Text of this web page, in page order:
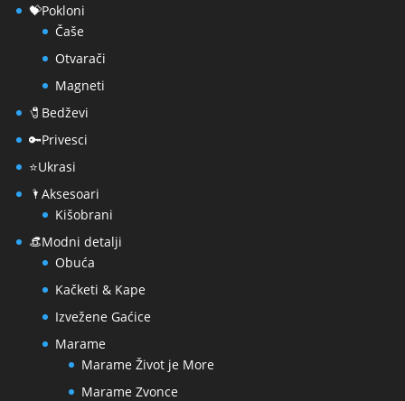
💝Pokloni
Čaše
Otvarači
Magneti
🧷Bedževi
🔑Privesci
⭐Ukrasi
🌂Aksesoari
Kišobrani
👒Modni detalji
Obuća
Kačketi & Kape
Izvežene Gaćice
Marame
Marame Život je More
Marame Zvonce